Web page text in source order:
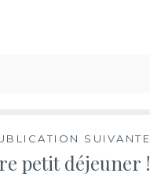
SUIVANTE
petit déjeuner !